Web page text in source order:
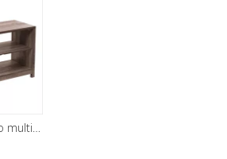
Porta TV rustico multifunzionale da 40 pollici per soggiorno a una porta